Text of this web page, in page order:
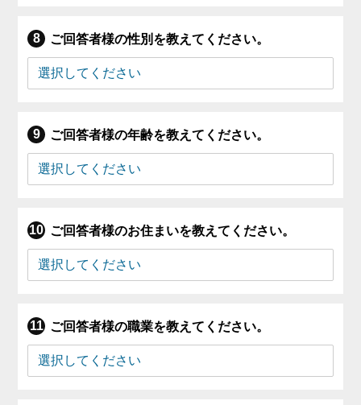
ご回答者様の性別を教えてください。
ご回答者様の年齢を教えてください。
ご回答者様のお住まいを教えてください。
ご回答者様の職業を教えてください。